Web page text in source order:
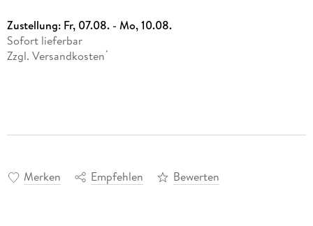
Zustellung: Fr, 07.08. - Mo, 10.08.
Sofort lieferbar
Zzgl. Versandkosten *
Merken Empfehlen Bewerten